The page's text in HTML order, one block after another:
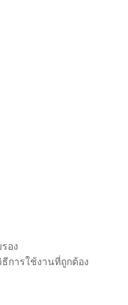
อง
การใช้งานที่ถูกต้อง